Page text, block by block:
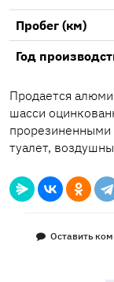
Пробег (км)
Год
Продается
шасси
прорезиненными
туалет,
Оставить